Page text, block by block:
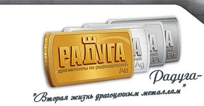
Радуга-
"Вторая жизнь драгоценным металлам"